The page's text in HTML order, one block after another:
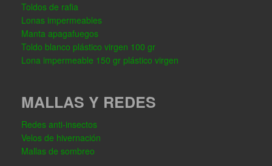
Toldos de rafia
Lonas impermeables
Manta apagafuegos
Toldo blanco plástico virgen 100 gr
Lona impermeable 150 gr plástico virgen
MALLAS Y REDES
Redes anti-insectos
Velos de hivernación
Mallas de sombreo